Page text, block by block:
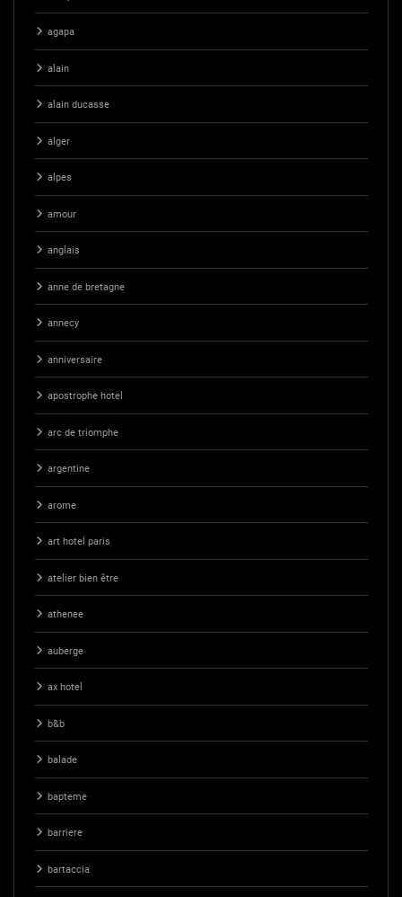
agapa
alain
alain ducasse
alger
alpes
amour
anglais
anne de bretagne
annecy
anniversaire
apostrophe hotel
arc de triomphe
argentine
arome
art hotel paris
atelier bien être
athenee
auberge
ax hotel
b&b
balade
bapteme
barriere
bartaccia